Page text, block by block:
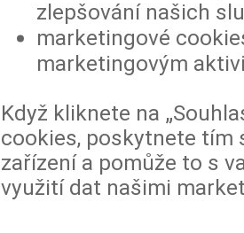
zlepšování našich
marketingové
marketingovým
Když kliknete na
cookies, poskytnete tím
zařízení a pomůže to s
využití dat našimi